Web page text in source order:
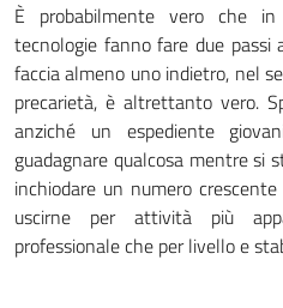
È probabilmente vero che
tecnologie fanno fare due
faccia almeno uno indietro, nel
precarietà, è altrettanto vero.
anziché un espediente
guadagnare qualcosa mentre si
inchiodare un numero
uscirne per attività più
professionale che per livello e